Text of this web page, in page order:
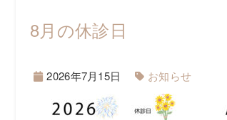
8月の休診日
2026年7月15日
お知らせ